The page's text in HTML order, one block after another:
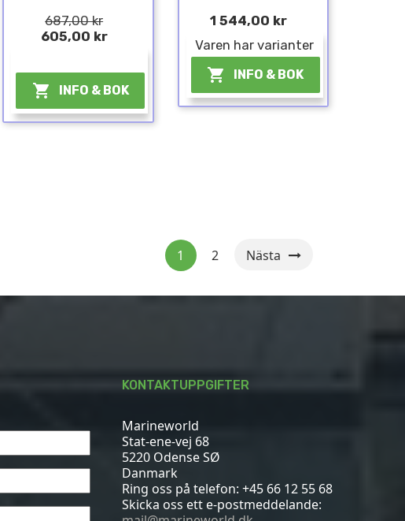
687,00 kr
605,00 kr
 INFO & BOK
1 544,00 kr
Varen har varianter
 INFO & BOK
1 2 Nästa
KONTAKTUPPGIFTER
Marineworld
Stat-ene-vej 68
5220 Odense SØ
Danmark
Ring oss på telefon: +45 66 12 55 68
Skicka oss ett e-postmeddelande: